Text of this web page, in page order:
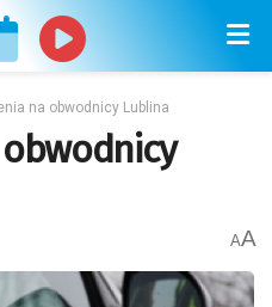
na obwodnicy Lublina
AA